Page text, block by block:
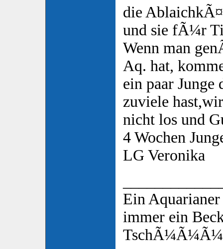
die
und sie fÃ¼r
Wenn man
Aq. hat,
ein paar Junge
zuviele
nicht los und
4 Wochen
LG Veronika
Ein
immer ein